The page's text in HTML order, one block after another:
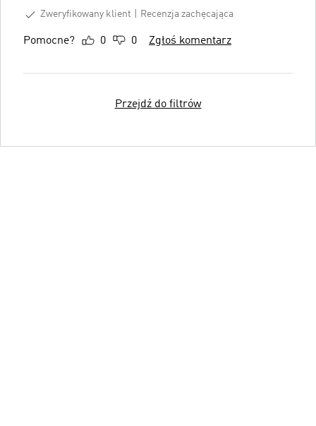
Zweryfikowany klient
Recenzja zachęcająca
Pomocne? 0 0 Zgłoś komentarz
Przejdź do filtrów